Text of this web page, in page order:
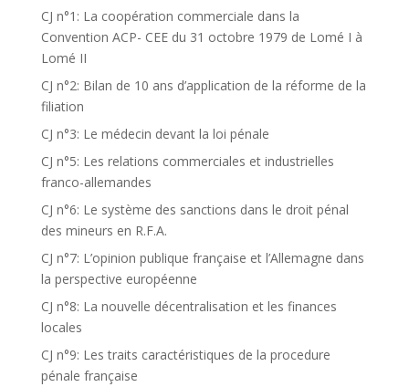
CJ n°1: La coopération commerciale dans la
Convention ACP- CEE du 31 octobre 1979 de Lomé I à
Lomé II
CJ n°2: Bilan de 10 ans d’application de la réforme de la
filiation
CJ n°3: Le médecin devant la loi pénale
CJ n°5: Les relations commerciales et industrielles
franco-allemandes
CJ n°6: Le système des sanctions dans le droit pénal
des mineurs en R.F.A.
CJ n°7: L’opinion publique française et l’Allemagne dans
la perspective européenne
CJ n°8: La nouvelle décentralisation et les finances
locales
CJ n°9: Les traits caractéristiques de la procedure
pénale française